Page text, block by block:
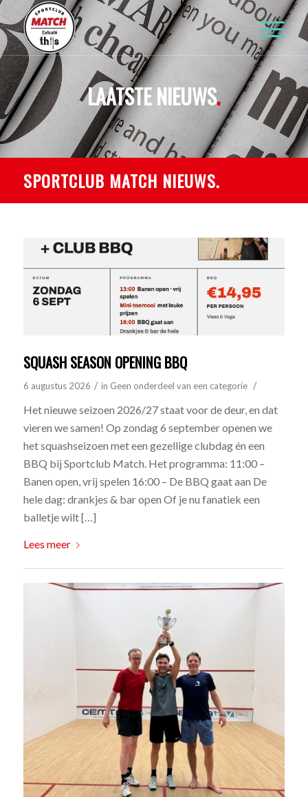
LAATSTE NIEUWS.
SPORTCLUB MATCH NIEUWS.
SQUASH SEASON OPENING BBQ
6 augustus 2026 / in Geen onderdeel van een categorie /
Het nieuwe seizoen 2026/27 staat voor de deur, en dat
vieren we samen! Op zondag 6 september openen we
het squashseizoen met een gezellige clubdag én een
BBQ bij Sportclub Match. Het programma: 11:00 –
Banen open, vrij spelen 16:00 – De BBQ gaat aan De
hele dag: drankjes & bar open Of je nu fanatiek een
balletje wilt […]
Lees meer